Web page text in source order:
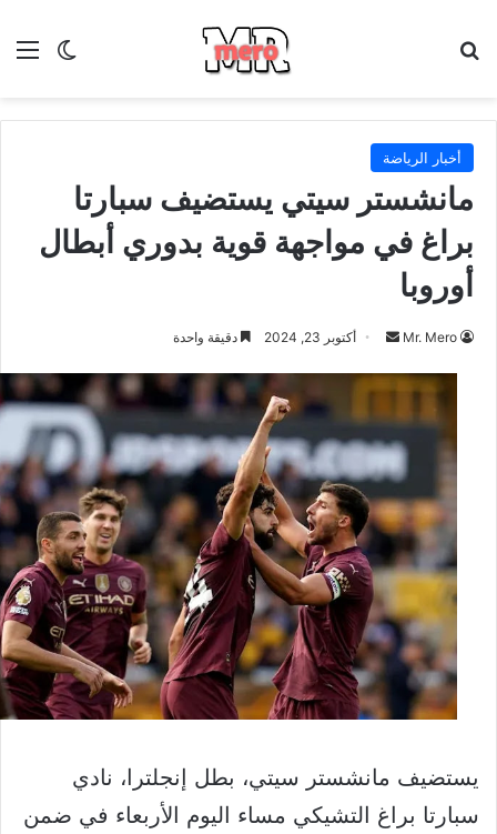
الوضع
أخبار الرياضة
مانشستر سيتي يستضيف سبارتا
براغ في مواجهة قوية بدوري أبطال
أوروبا
Mr. Mero
أرسل
إلكترونيا
أكتوبر 23, 2024 دقيقة واحدة
يستضيف مانشستر سيتي، بطل إنجلترا، نادي
سبارتا براغ التشيكي مساء اليوم الأربعاء في ضمن